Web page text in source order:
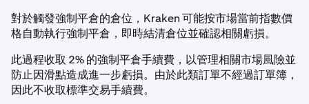
對於觸發強制平倉的倉位，Kraken 可能按市場當前指數價
格自動執行強制平倉，即時結清倉位並確認相關虧損。
此過程收取 2% 的強制平倉手續費，以管理相關市場風險並
防止因滑點造成進一步虧損。由於此類訂單不經過訂單簿，
因此不收取標準交易手續費。